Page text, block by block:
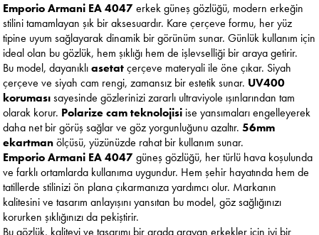
Emporio Armani EA 4047erkek güneş gözlüğü, modern erkeğin
stilini tamamlayan şık bir aksesuardır. Kare çerçeve formu, her yüz
tipine uyum sağlayarak dinamik bir görünüm sunar. Günlük kullanım için
ideal olan bu gözlük, hem şıklığı hem de işlevselliği bir araya getirir.
Bu model, dayanıklıasetatçerçeve materyali ile öne çıkar. Siyah
çerçeve ve siyah cam rengi, zamansız bir estetik sunar. UV400
korumasısayesinde gözlerinizi zararlı ultraviyole ışınlarından tam
olarak korur. Polarize cam teknolojisi ise yansımaları engelleyerek
daha net bir görüş sağlar ve göz yorgunluğunu azaltır.56mm
ekartmanölçüsü, yüzünüzde rahat bir kullanım sunar.
Emporio Armani EA 4047güneş gözlüğü, her türlü hava koşulunda
ve farklı ortamlarda kullanıma uygundur. Hem şehir hayatında hem de
tatillerde stilinizi ön plana çıkarmanıza yardımcı olur. Markanın
kalitesini ve tasarım anlayışını yansıtan bu model, göz sağlığınızı
korurken şıklığınızı da pekiştirir.